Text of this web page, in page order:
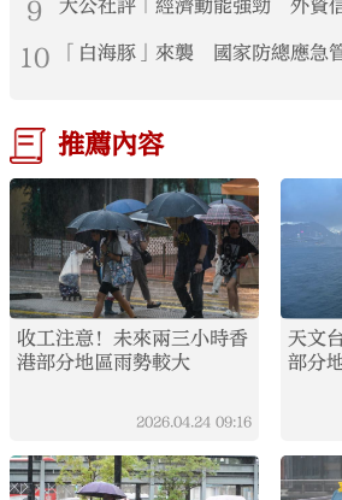
9 大公社評｜經濟動能強勁 外資
10 「白海豚」來襲 國家防總應急
推薦內容
收工注意！未來兩三小時香
港部分地區雨勢較大
2026.04.24 09:16
天文
部分